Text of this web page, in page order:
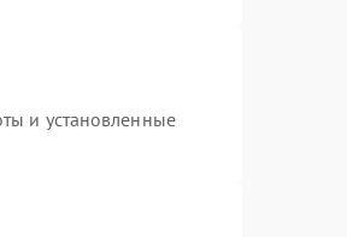
и установленные